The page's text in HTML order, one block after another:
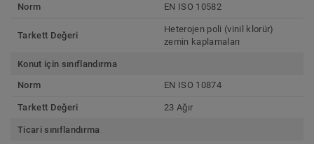
Norm
EN ISO 10582
Tarkett Değeri
Heterojen poli (vinil klorür)
zemin kaplamaları
Konut için sınıflandırma
Norm
EN ISO 10874
Tarkett Değeri 23 Ağır
Ticari sınıflandırma